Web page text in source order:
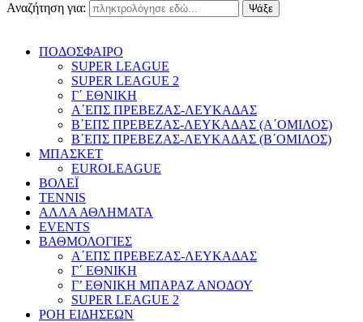
Αναζήτηση για:
ΠΟΔΟΣΦΑΙΡΟ
SUPER LEAGUE
SUPER LEAGUE 2
Γ΄ ΕΘΝΙΚΗ
Α΄ΕΠΣ ΠΡΕΒΕΖΑΣ-ΛΕΥΚΑΔΑΣ
Β΄ΕΠΣ ΠΡΕΒΕΖΑΣ-ΛΕΥΚΑΔΑΣ (Α΄ΟΜΙΛΟΣ)
Β΄ΕΠΣ ΠΡΕΒΕΖΑΣ-ΛΕΥΚΑΔΑΣ (Β΄ΟΜΙΛΟΣ)
ΜΠΑΣΚΕΤ
EUROLEAGUE
ΒΟΛΕΪ
TENNIS
ΑΛΛΑ ΑΘΛΗΜΑΤΑ
EVENTS
ΒΑΘΜΟΛΟΓΙΕΣ
Α΄ΕΠΣ ΠΡΕΒΕΖΑΣ-ΛΕΥΚΑΔΑΣ
Γ΄ ΕΘΝΙΚΗ
Γ’ ΕΘΝΙΚΗ ΜΠΑΡΑΖ ΑΝΟΔΟΥ
SUPER LEAGUE 2
ΡΟΗ ΕΙΔΗΣΕΩΝ